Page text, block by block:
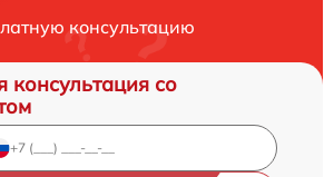
консультацию
консультация со